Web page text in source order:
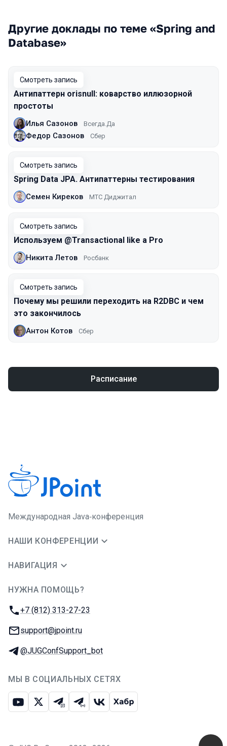
Другие доклады по теме «Spring and
Database»
Смотреть запись
Антипаттерн orisnull: коварство иллюзорной
простоты
Илья Сазонов Всегда.Да
Федор Сазонов Сбер
Смотреть запись
Spring Data JPA. Антипаттерны тестирования
Семен Киреков МТС Диджитал
Смотреть запись
Используем @Transactional like a Pro
Никита Летов Росбанк
Смотреть запись
Почему мы решили переходить на R2DBC и чем
это закончилось
Антон Котов Сбер
Расписание
Международная Java‑конференция
НАШИ КОНФЕРЕНЦИИ
НАВИГАЦИЯ
НУЖНА ПОМОЩЬ?
Телефон:
+7 (812) 313-27-23
E-mail:
support@jpoint.ru
Телеграм:
@JUGConfSupport_bot
МЫ В СОЦИАЛЬНЫХ СЕТЯХ
ЮтубИкс Телеграм-чат
Телеграм-канал
ВКонтакте
Хабр